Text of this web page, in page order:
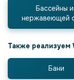
Бассейны
нержавеющей
Также
Бани